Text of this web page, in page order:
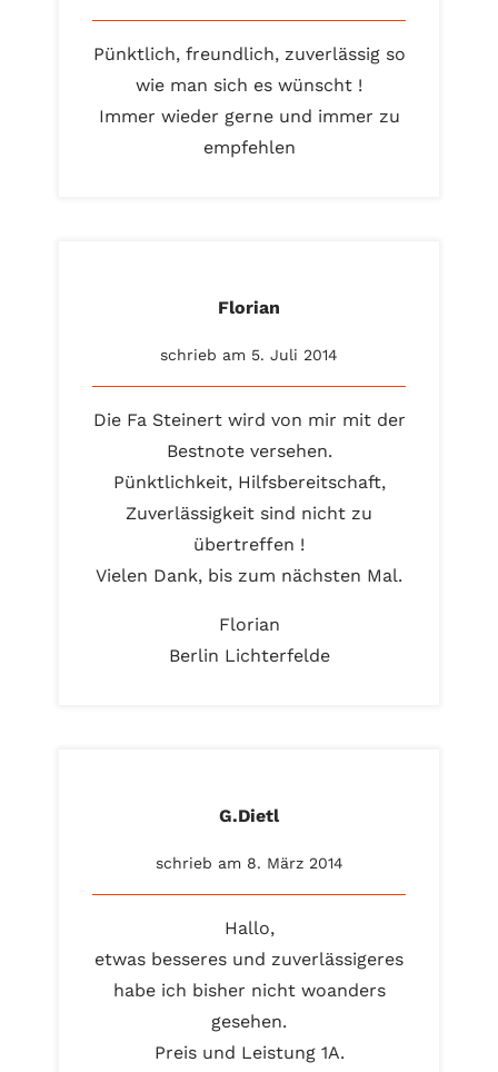
Pünktlich, freundlich, zuverlässig so
wie man sich es wünscht !
Immer wieder gerne und immer zu
empfehlen
Florian
schrieb am 5. Juli 2014
Die Fa Steinert wird von mir mit der
Bestnote versehen.
Pünktlichkeit, Hilfsbereitschaft,
Zuverlässigkeit sind nicht zu
übertreffen !
Vielen Dank, bis zum nächsten Mal.
Florian
Berlin Lichterfelde
G.Dietl
schrieb am 8. März 2014
Hallo,
etwas besseres und zuverlässigeres
habe ich bisher nicht woanders
gesehen.
Preis und Leistung 1A.